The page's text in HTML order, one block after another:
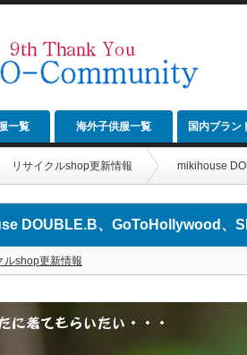
一覧 海外子供服一覧 国内ブラン
リサイクルshop更新情報 mikihouse
DOUBLE.B、GoToHollywood、
ルshop更新情報